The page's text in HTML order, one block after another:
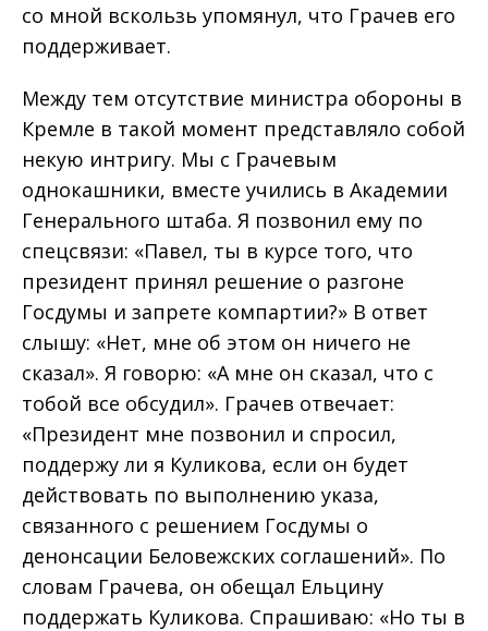
со мной вскользь упомянул, что Грачев его
поддерживает.
Между тем отсутствие министра обороны в
Кремле в такой момент представляло собой
некую интригу. Мы с Грачевым
однокашники, вместе учились в Академии
Генерального штаба. Я позвонил ему по
спецсвязи: «Павел, ты в курсе того, что
президент принял решение о разгоне
Госдумы и запрете компартии?» В ответ
слышу: «Нет, мне об этом он ничего не
сказал». Я говорю: «А мне он сказал, что с
тобой все обсудил». Грачев отвечает:
«Президент мне позвонил и спросил,
поддержу ли я Куликова, если он будет
действовать по выполнению указа,
связанного с решением Госдумы о
денонсации Беловежских соглашений». По
словам Грачева, он обещал Ельцину
поддержать Куликова. Спрашиваю: «Но ты в